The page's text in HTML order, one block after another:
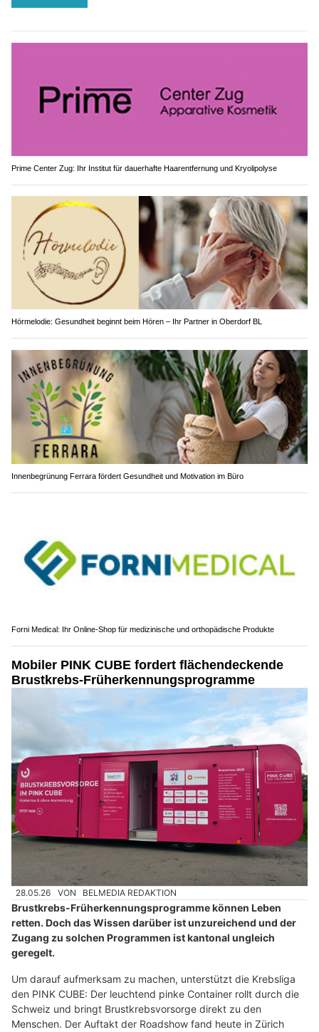
Prime Center Zug: Ihr Institut für dauerhafte Haarentfernung und Kryolipolyse
Hörmelodie: Gesundheit beginnt beim Hören – Ihr Partner in Oberdorf BL
Innenbegrünung Ferrara fördert Gesundheit und Motivation im Büro
Forni Medical: Ihr Online-Shop für medizinische und orthopädische Produkte
Mobiler PINK CUBE fordert flächendeckende
Brustkrebs-Früherkennungsprogramme
28.05.26 VON BELMEDIA REDAKTION
Brustkrebs-Früherkennungsprogramme können Leben
retten. Doch das Wissen darüber ist unzureichend und der
Zugang zu solchen Programmen ist kantonal ungleich
geregelt.
Um darauf aufmerksam zu machen, unterstützt die Krebsliga
den PINK CUBE: Der leuchtend pinke Container rollt durch die
Schweiz und bringt Brustkrebsvorsorge direkt zu den
Menschen. Der Auftakt der Roadshow fand heute in Zürich